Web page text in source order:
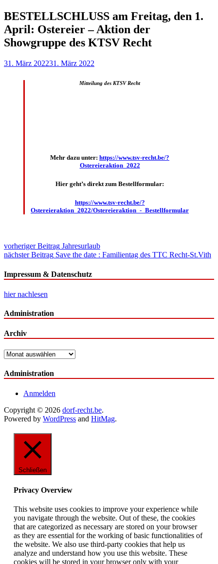
BESTELLSCHLUSS am Freitag, den 1.
April: Ostereier – Aktion der
Showgruppe des KTSV Recht
31. März 202231. März 2022
Mitteilung des KTSV Recht
Mehr dazu unter: https://www.tsv-recht.be/?
Ostereieraktion_2022
Hier geht’s direkt zum Bestellformular:
https://www.tsv-recht.be/?
Ostereieraktion_2022/Ostereieraktion_-_Bestellformular
Beitragsnavigation
vorheriger Beitrag Jahresurlaub
nächster Beitrag Save the date : Familientag des TTC Recht-St.Vith
Impressum & Datenschutz
hier nachlesen
Administration
Archiv
Archiv
Administration
Anmelden
Copyright © 2026 dorf-recht.be.
Powered by WordPress and HitMag.
Schließen
Privacy Overview
This website uses cookies to improve your experience while
you navigate through the website. Out of these, the cookies
that are categorized as necessary are stored on your browser
as they are essential for the working of basic functionalities of
the website. We also use third-party cookies that help us
analyze and understand how you use this website. These
cookies will be stored in your browser only with your